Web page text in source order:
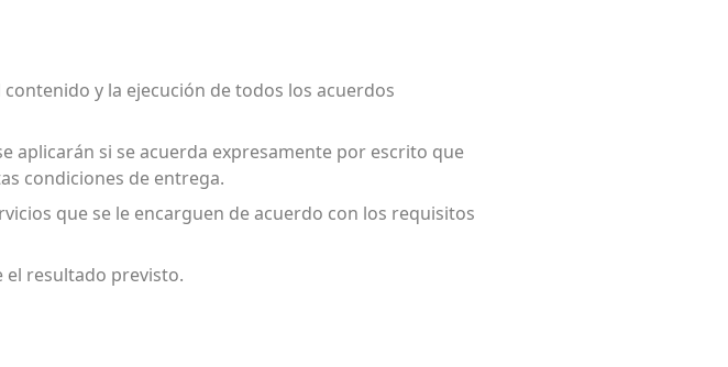
y la ejecución de todos los acuerdos
aplicarán si se acuerda expresamente por escrito que
condiciones de entrega.
que se le encarguen de acuerdo con los requisitos
el resultado previsto.